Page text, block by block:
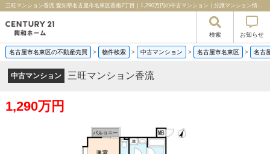
三旺マンション香流 愛知県名古屋市名東区香南2丁目｜1,290万円の中古マンション｜分譲マンション情報｜センチュリー21興和ホーム
検索 お知らせ
名古屋市名東区の不動産売買 > 物件検索 > 中古マンション > 名古屋市名東区 > 名古
中古マンション 三旺マンション香流
1,290万円